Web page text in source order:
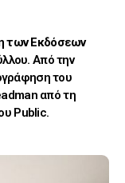
των Εκδόσεων
Από την
του
από τη
Public.